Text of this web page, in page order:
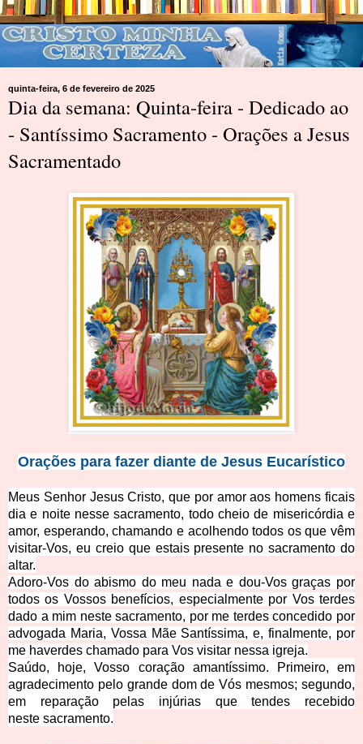
quinta-feira, 6 de fevereiro de 2025
Dia da semana: Quinta-feira - Dedicado ao
- Santíssimo Sacramento - Orações a Jesus
Sacramentado
Orações para fazer diante de Jesus Eucarístico
Meus Senhor Jesus Cristo, que por amoraos homens ficais
dia e noite nesse sacramento, todo cheio de misericórdia e
amor, esperando, chamando e acolhendo todos os que vêm
visitar-­Vos, eu creio que estais presente no sacramento do
altar.
Adoro-Vos do abismo do meu nada e dou-­Vos graças por
todos os Vossos benefícios, especialmente por Vos terdes
dado a mim neste sacramento, por me terdes concedido por
advogada Maria, Vossa Mãe Santíssima, e, finalmente, por
me haverdes chamado para Vos visitar nessa igreja.
Saúdo, hoje, Vosso coração amantíssimo. Primeiro, em
agradecimento pelo grande dom de Vós mesmos; segundo,
em reparação pelas injúrias que tendes recebido
neste sacramento.